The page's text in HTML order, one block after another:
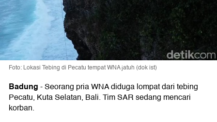
Foto: Lokasi Tebing di Pecatu tempat WNA jatuh (dok ist)
Badung-Seorang pria WNA diduga lompat dari tebing
Pecatu, Kuta Selatan, Bali. Tim SAR sedang mencari
korban.